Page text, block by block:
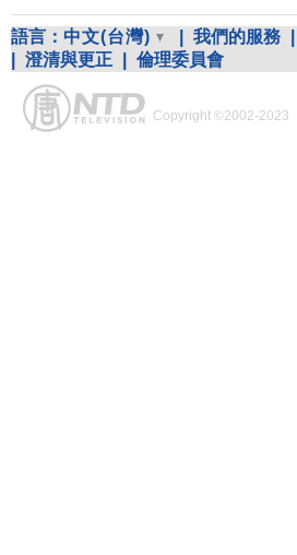
語言： 中文(台灣) 我們的服務
澄清與更正 倫理委員會
Copyright ©2002-2023